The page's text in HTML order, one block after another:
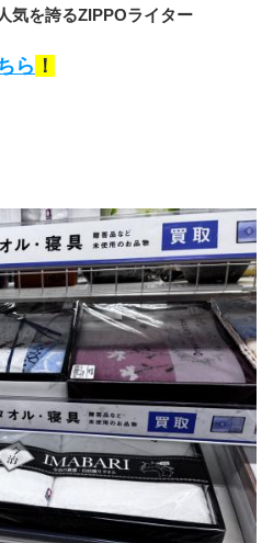
気を誇るZIPPOライター
ら ！